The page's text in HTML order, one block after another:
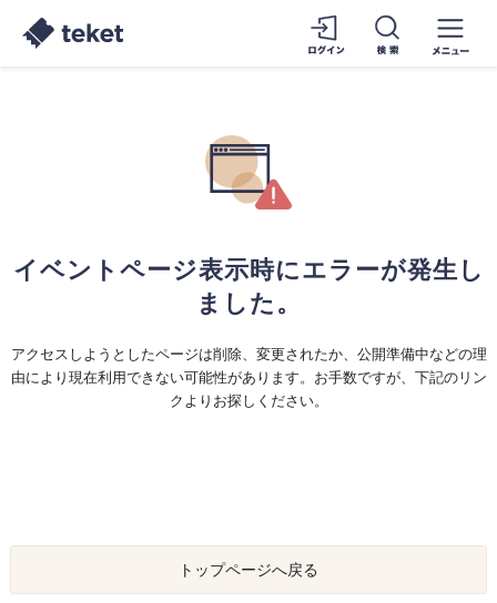
イベントページ表示時にエラーが発生し
ました。
アクセスしようとしたページは削除、変更されたか、公開準備中などの理
由により現在利用できない可能性があります。お手数ですが、下記のリン
クよりお探しください。
トップページへ戻る